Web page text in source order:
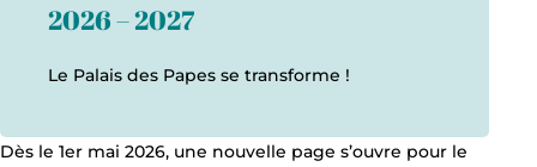
2026 – 2027
Le Palais des Papes se transforme !
Dès le 1er mai 2026, une nouvelle page s’ouvre pour le